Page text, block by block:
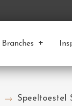
Branches
Speeltoestel